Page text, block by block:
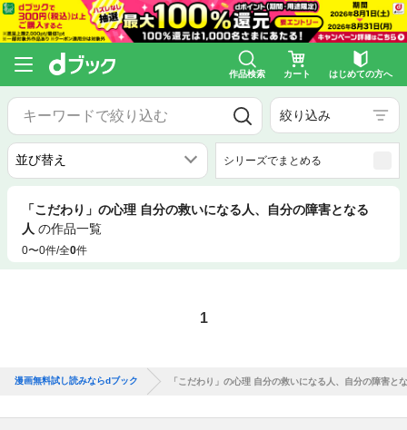
作品検索 カート はじめての方へ
絞り込み
シリーズでまとめる
「こだわり」の心理 自分の救いになる人、自分の障害となる
人 の作品一覧
0〜0件/全0件
1
漫画無料試し読みならdブック 「こだわり」の心理 自分の救いになる人、自分の障害と